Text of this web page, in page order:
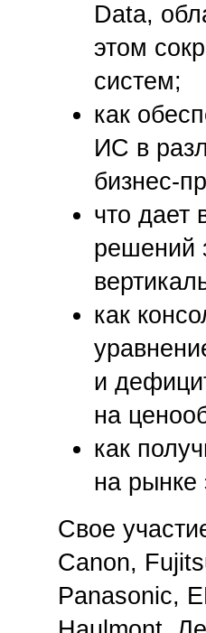
Data,
этом
систем;
как
ИС в
бизнес-
что дает
решений
как
и
на
как
на рынке
Свое
Canon,
Panasonic,